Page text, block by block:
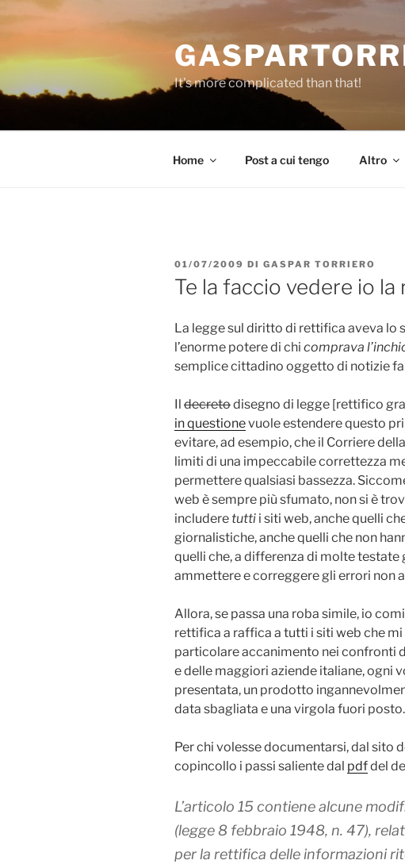
It's more complicated than that!
Home Post a cui tengo Altro
PUBBLICATO
IL
01/07/2009 DI GASPAR TORRIERO
Te la faccio vedere io
La legge sul diritto di rettifica aveva lo
l’enorme potere di chi comprava
semplice cittadino oggetto di notizie
Il decretodisegno di legge [rettifico
in questionevuole estendere questo
evitare, ad esempio, che il Corriere
limiti di una impeccabile correttezza
permettere qualsiasi bassezza.
web è sempre più sfumato, non si è
includere tutti i siti web, anche quelli
giornalistiche, anche quelli che non
quelli che, a differenza di molte
ammettere e correggere gli errori non
Allora, se passa una roba simile, io
rettifica a raffica a tutti i siti web che
particolare accanimento nei confronti
e delle maggiori aziende italiane, ogni
presentata, un prodotto
data sbagliata e una virgola fuori posto.
Per chi volesse documentarsi, dal sito
copincollo i passi saliente dal pdfdel
L’articolo 15 contiene alcune
(legge 8 febbraio 1948, n. 47),
per la rettifica delle informazioni